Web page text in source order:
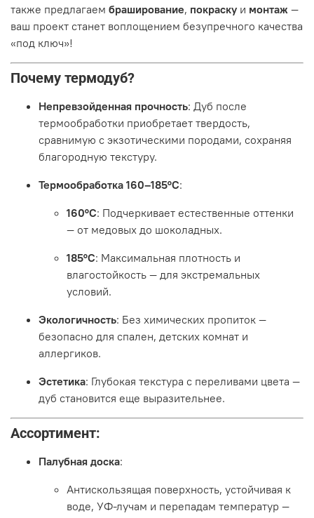
также предлагаем браширование, покраску и монтаж —
ваш проект станет воплощением безупречного качества
«под ключ»!
Почему термодуб?
Непревзойденная прочность: Дуб после
термообработки приобретает твердость,
сравнимую с экзотическими породами, сохраняя
благородную текстуру.
Термообработка 160–185°C:
160°C: Подчеркивает естественные оттенки
— от медовых до шоколадных.
185°C: Максимальная плотность и
влагостойкость — для экстремальных
условий.
Экологичность: Без химических пропиток —
безопасно для спален, детских комнат и
аллергиков.
Эстетика: Глубокая текстура с переливами цвета —
дуб становится еще выразительнее.
Ассортимент:
Палубная доска:
Антискользящая поверхность, устойчивая к
воде, УФ-лучам и перепадам температур —